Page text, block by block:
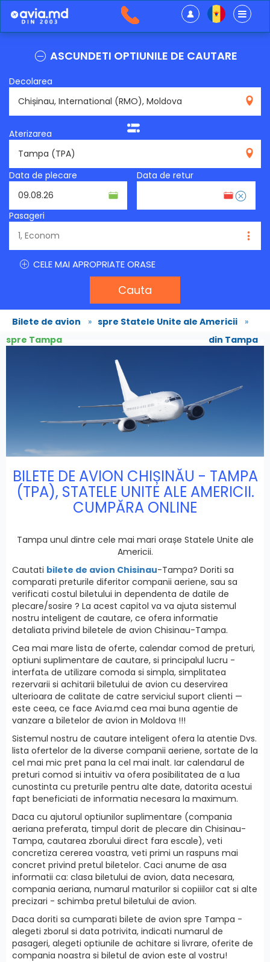
ASCUNDETI OPTIUNILE DE CAUTARE
Decolarea
Aterizarea
Data de plecare
Data de retur
Pasageri
CELE MAI APROPRIATE ORASE
Cauta
Bilete de avion » spre Statele Unite ale Americii »
spre Tampa
din Tampa
BILETE DE AVION CHIȘINĂU - TAMPA
(TPA), STATELE UNITE ALE AMERICII.
CUMPĂRA ONLINE
Tampa unul dintre cele mai mari orașe Statele Unite ale
Americii.
Cautati bilete de avion Chisinau-Tampa? Doriti sa
comparati preturile diferitor companii aeriene, sau sa
verificati costul biletului in dependenta de datile de
plecare/sosire ? La acest capitol va va ajuta sistemul
nostru inteligent de cautare, ce ofera informatie
detaliata privind biletele de avion Chisinau-Tampa.
Cea mai mare lista de oferte, calendar comod de preturi,
optiuni suplimentare de cautare, si principalul lucru -
interfatа de utilizare comoda si simpla, simplitatea
rezervarii si achitarii biletului de avion cu deservirea
ulterioara de calitate de catre serviciul suport clienti —
este ceea, ce face Avia.md cea mai buna agentie de
vanzare a biletelor de avion in Moldova !!!
Sistemul nostru de cautare inteligent ofera la atentie Dvs.
lista ofertelor de la diverse companii aeriene, sortate de la
cel mai mic pret pana la cel mai inalt. Iar calendarul de
preturi comod si intuitiv va ofera posibilitatea de a lua
cunostinta cu preturile pentru alte date, datorita acestui
fapt beneficiati de informatia necesara la maximum.
Daca cu ajutorul optiunilor suplimentare (compania
aeriana preferata, timpul dorit de plecare din Chisinau-
Tampa, cautarea zborului direct fara escale), veti
concretiza cererea voastra, veti primi un raspuns mai
concret privind pretul biletelor. Caci anume de asa
informatii ca: clasa biletului de avion, data necesara,
compania aeriana, numarul maturilor si copiiilor cat si alte
precizari - schimba pretul biletului de avion.
Daca doriti sa cumparati bilete de avion spre Tampa -
alegeti zborul si data potrivita, indicati numarul de
pasageri, alegeti optiunile de achitare si livrare, oferite de
compania noastra si biletul de avion este al vostru!